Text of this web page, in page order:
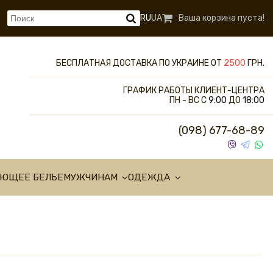
RUUA Ваша корзина пуста!
БЕСПЛАТНАЯ ДОСТАВКА ПО УКРАИНЕ ОТ 2500 ГРН.
ГРАФИК РАБОТЫ КЛИЕНТ-ЦЕНТРА
ПН - ВС С9:00 ДО 18:00
(098) 677-68-89
БЕЛЬЕМУЖЧИНАМ ОДЕЖДА